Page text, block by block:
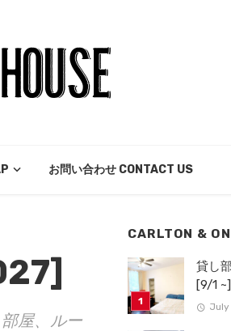
お問い合わせ CONTACT US
屋、ルー
CARLTON &
貸し
[9/1 ~]
July